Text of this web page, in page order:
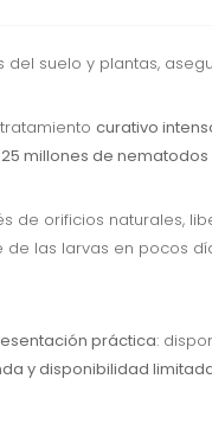
suelo y plantas,
curativo
millones de nematodos
de orificios naturales,
las larvas en pocos
práctica:
y disponibilidad